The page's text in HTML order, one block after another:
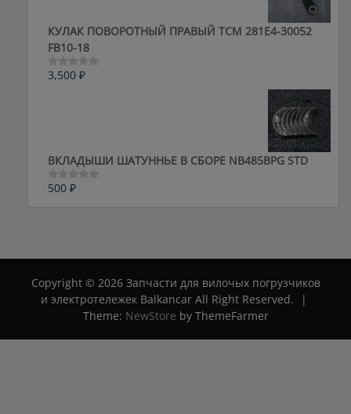
КУЛАК ПОВОРОТНЫЙ ПРАВЫЙ ТСМ 281E4-30052
FB10-18
Оценка
3,500 ₽
ВКЛАДЫШИ ШАТУННЬЕ В СБОРЕ NB485BPG STD
Оценка
500 ₽
Copyright © 2026 Запчасти для вилочых погрузчиков
и электротележек Balkancar All Right Reserved.
|
Theme: NewStore by ThemeFarmer